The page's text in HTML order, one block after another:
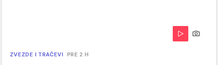
ZVEZDE I TRAČEVI PRE 2 H